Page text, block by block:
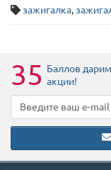
зажигалка,
35 Баллов
акции!